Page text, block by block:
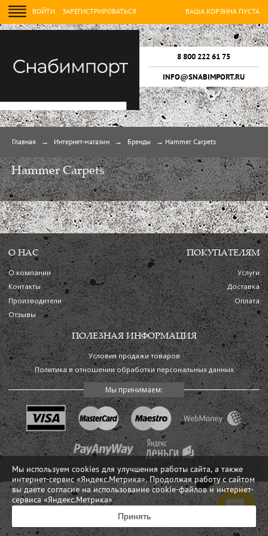
ВОЙТИ ЗАРЕГИСТРИРОВАТЬСЯ ВАША КОРЗИНА ПУСТА
8 800 222 61 75
INFO@SNABIMPORT.RU
Главная → Интернет-магазин → Бренды → Hammer Carpets
Hammer Carpets
О НАС
О компании
Контакты
Производители
Отзывы
ПОКУПАТЕЛЯМ
Услуги
Доставка
Оплата
ПОЛЕЗНАЯ ИНФОРМАЦИЯ
Условия продажи товаров
Политика в отношении обработки персональных данных
Мы используем cookies для улучшения работы сайта, а также
интернет-сервис «Яндекс.Метрика». Продолжая работу с сайтом
вы даете согласие на использование cookie-файлов и интернет-
сервиса «Яндекс.Метрика»
Принять